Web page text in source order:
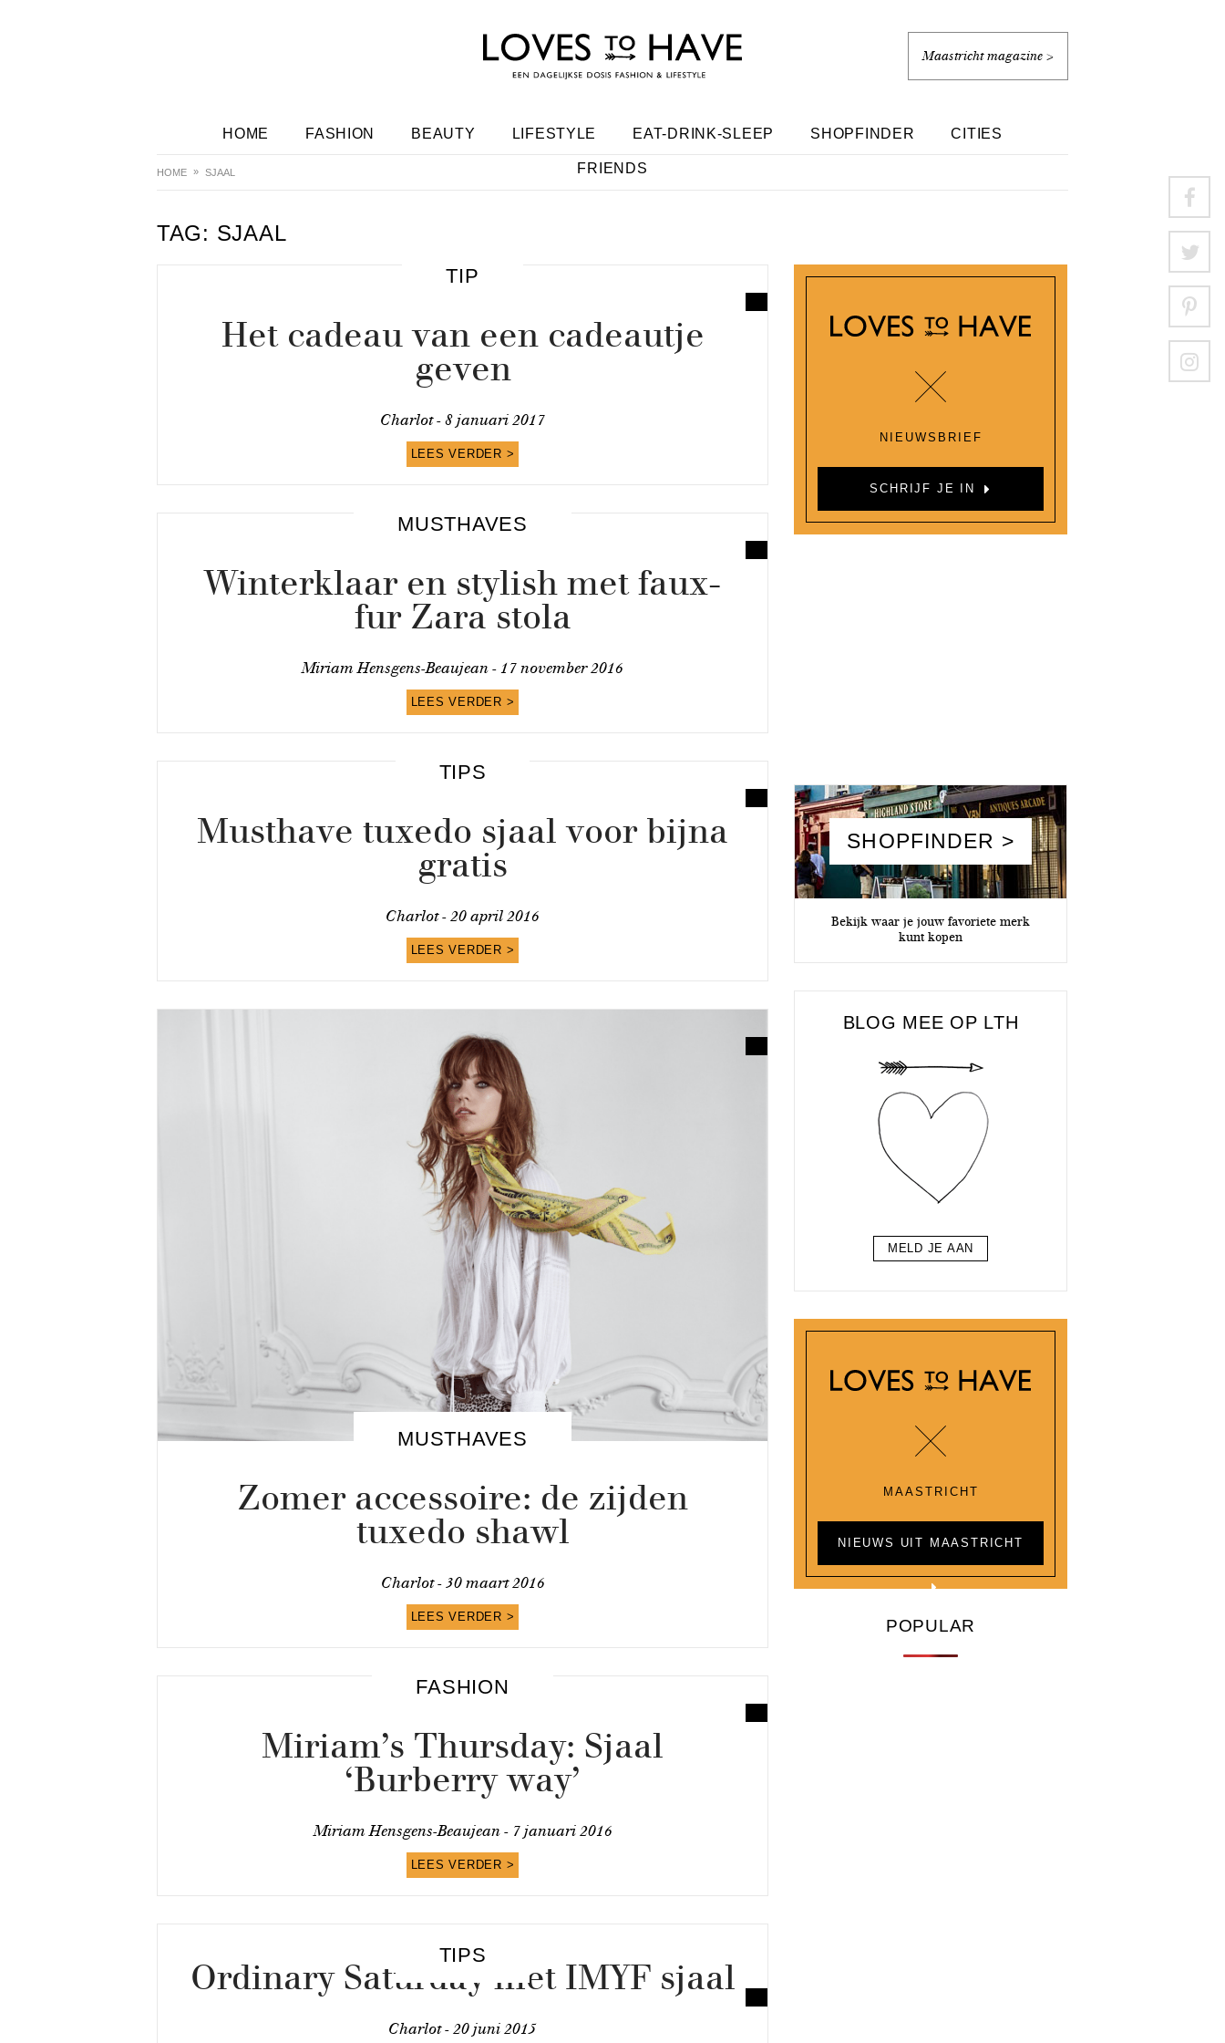
Maastricht magazine >
HOME FASHION BEAUTY LIFESTYLE EAT-DRINK-SLEEP SHOPFINDER CITIES
FRIENDS
HOME SJAAL
TAG: SJAAL
TIP
Het cadeau van een cadeautje
geven
Charlot - 8 januari 2017
LEES VERDER >
MUSTHAVES
Winterklaar en stylish met faux-
fur Zara stola
Miriam Hensgens-Beaujean - 17 november 2016
LEES VERDER >
TIPS
Musthave tuxedo sjaal voor bijna
gratis
Charlot - 20 april 2016
LEES VERDER >
MUSTHAVES
Zomer accessoire: de zijden
tuxedo shawl
Charlot - 30 maart 2016
LEES VERDER >
FASHION
Miriam’s Thursday: Sjaal
‘Burberry way’
Miriam Hensgens-Beaujean - 7 januari 2016
LEES VERDER >
TIPS
Ordinary Saturday met IMYF sjaal
Charlot - 20 juni 2015
NIEUWSBRIEF
SCHRIJF JE IN
SHOPFINDER >
Bekijk waar je jouw favoriete merk
kunt kopen
BLOG MEE OP LTH
MELD JE AAN
MAASTRICHT
NIEUWS UIT MAASTRICHT
POPULAR